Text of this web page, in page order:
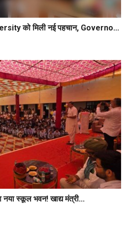
को मिली नई पहचान, Governo...
स्कूल भवन! खाद्य मंत्री...